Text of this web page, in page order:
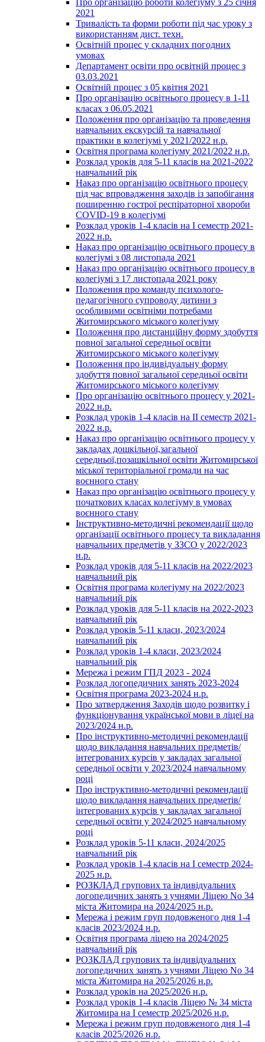
Про організацію роботи колегіуму з 25 січня
2021
Тривалість та форми роботи під час уроку з
використанням дист. техн.
Освітній процес у складних погодних
умовах
Департамент освіти про освітній процес з
03.03.2021
Освітній процес з 05 квітня 2021
Про організацію освітнього процесу в 1-11
класах з 06.05.2021
Положення про організацію та проведення
навчальних екскурсій та навчальної
практики в колегіумі у 2021/2022 н.р.
Освітня програма колегіуму 2021/2022 н.р.
Розклад уроків для 5-11 класів на 2021-2022
навчальний рік
Наказ про організацію освітнього процесу
під час впровадження заходів із запобігання
поширенню гострої респіраторної хвороби
COVID-19 в колегіумі
Розклад уроків 1-4 класів на І семестр 2021-
2022 н.р.
Наказ про організацію освітнього процесу в
колегіумі з 08 листопада 2021
Наказ про організацію освітнього процесу в
колегіумі з 17 листопада 2021 року
Положення про команду психолого-
педагогічного супроводу дитини з
особливими освітніми потребами
Житомирського міського колегіуму
Положення про дистанційну форму здобуття
повної загальної середньої освіти
Житомирського міського колегіуму
Положення про індивідуальну форму
здобуття повної загальної середньої освіти
Житомирського міського колегіуму
Про організацію освітнього процесу у 2021-
2022 н.р.
Розклад уроків 1-4 класів на ІІ семестр 2021-
2022 н.р.
Наказ про організацію освітнього процесу у
закладах дошкільної,загальної
середньої,позашкільної освіти Житомирської
міської територіальної громади на час
воєнного стану
Наказ про організацію освітнього процесу у
початкових класах колегіуму в умовах
воєнного стану
Інструктивно-методичні рекомендації щодо
організації освітнього процесу та викладання
навчальних предметів у ЗЗСО у 2022/2023
н.р.
Розклад уроків для 5-11 класів на 2022/2023
навчальний рік
Освітня програма колегіуму на 2022/2023
навчальний рік
Розклад уроків для 5-11 класів на 2022-2023
навчальний рік
Розклад уроків 5-11 класи, 2023/2024
навчальний рік
Розклад уроків 1-4 класи, 2023/2024
навчальний рік
Мережа і режим ГПД 2023 - 2024
Розклад логопедичних занять 2023-2024
Освітня програма 2023-2024 н.р.
Про затвердження Заходів щодо розвитку і
функціонування української мови в ліцеї на
2023/2024 н.р.
Про інструктивно-методичні рекомендації
щодо викладання навчальних предметів/
інтегрованих курсів у закладах загальної
середньої освіти у 2023/2024 навчальному
році
Про інструктивно-методичні рекомендації
щодо викладання навчальних предметів/
інтегрованих курсів у закладах загальної
середньої освіти у 2024/2025 навчальному
році
Розклад уроків 5-11 класи, 2024/2025
навчальний рік
Розклад уроків 1-4 класів на І семестр 2024-
2025 н.р.
РОЗКЛАД групових та індивідуальних
логопедичних занять з учнями Ліцею No 34
міста Житомира на 2024/2025 н.р.
Мережа і режим груп подовженого дня 1-4
класів 2023/2024 н.р.
Освітня програма ліцею на 2024/2025
навчальний рік
РОЗКЛАД групових та індивідуальних
логопедичних занять з учнями Ліцею No 34
міста Житомира на 2025/2026 н.р.
Розклад уроків на 2025/2026 н.р.
Розклад уроків 1-4 класів Ліцею № 34 міста
Житомира на І семестр 2025/2026 н.р.
Мережа і режим груп подовженого дня 1-4
класів 2025/2026 н.р.